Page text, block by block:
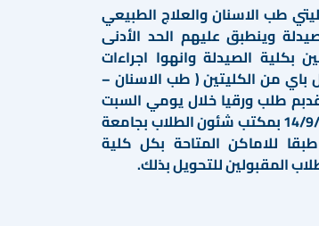
طب الاسنان والعلاج الطبيعي
وينطبق عليهم الحد الأدنى
بكلية الصيدلة وانهوا اجراءات
باي من الكليتين ( طب الاسنان –
طلب ورقيا خلال يومي السبت
الموافق 13/9/2025والاحد الموافق 14/9/2025 بمكتب شئون الطلاب بجامعة
للاماكن المتاحة بكل كلية
المقبولين للتحويل بذلك.